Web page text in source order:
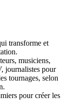
transforme et
musiciens,
journalistes pour
tournages, selon
pour créer les